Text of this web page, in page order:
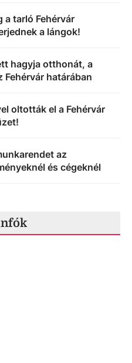
a tarló Fehérvár
a lángok!
hagyja otthonát, a
Fehérvár határában
oltották el a Fehérvár
az
és cégeknél